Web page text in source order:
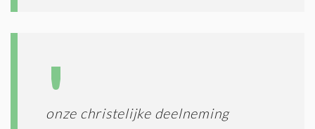
onze christelijke deelneming